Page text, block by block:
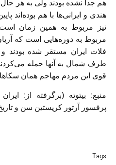
هم جدا نشده بودند ولی به هر
هندی و ایرانی‌ها با هم بوده‌اند
نیز مربوط به همین زمان
مربوط به دوره‌هایی است که
فلات ایران مستقر شده بودند
طرف شمال به آنها حمله
قوی این مردم مهاجم همان سکاها
منبع: بیتوته (برگرفته از:
پرفسور آرتور کریستین سن و
Tags